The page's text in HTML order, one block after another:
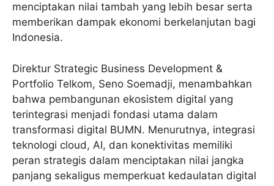
menciptakan nilai tambah yang lebih besar serta
memberikan dampak ekonomi berkelanjutan bagi
Indonesia.
Direktur Strategic Business Development &
Portfolio Telkom, Seno Soemadji, menambahkan
bahwa pembangunan ekosistem digital yang
terintegrasi menjadi fondasi utama dalam
transformasi digital BUMN. Menurutnya, integrasi
teknologi cloud, AI, dan konektivitas memiliki
peran strategis dalam menciptakan nilai jangka
panjang sekaligus memperkuat kedaulatan digital